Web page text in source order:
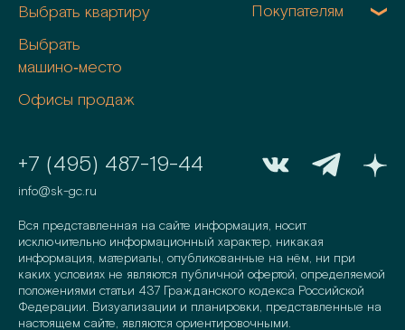
Выбрать квартиру
Выбрать
машино‑место
Офисы продаж
Покупателям
+7 (495) 487-19-44
info@sk-gc.ru
Вся представленная на сайте информация, носит
исключительно информационный характер, никакая
информация, материалы, опубликованные на нём, ни при
каких условиях не являются публичной офертой, определяемой
положениями статьи 437 Гражданского кодекса Российской
Федерации. Визуализации и планировки, представленные на
настоящем сайте, являются ориентировочными.